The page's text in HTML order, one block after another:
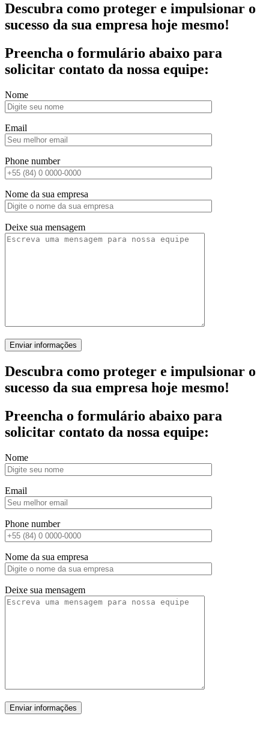
Descubra como proteger e impulsionar o
sucesso da sua empresa hoje mesmo!
Preencha o formulário abaixo para
solicitar contato da nossa equipe:
Nome
Email
Phone number
Nome da sua empresa
Deixe sua mensagem
Descubra como proteger e impulsionar o
sucesso da sua empresa hoje mesmo!
Preencha o formulário abaixo para
solicitar contato da nossa equipe:
Nome
Email
Phone number
Nome da sua empresa
Deixe sua mensagem